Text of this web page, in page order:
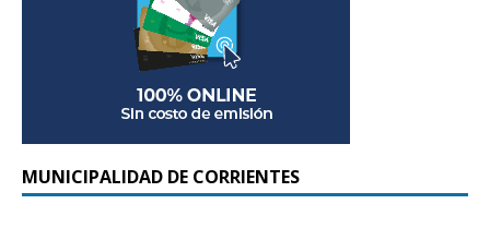
MUNICIPALIDAD DE CORRIENTES